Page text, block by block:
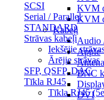
SCSI
Serial / Parallel
STANDARD
Strāvas kabeļi
Iekšējie
Ārējie strāvas
SFP, QSFP, DAC
Tīkla RJ45
Tīkla RJ45
KVM
KVM
Kabeļi
Audio
Apple
BNC
DVI